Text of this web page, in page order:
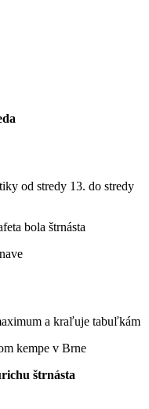
od stredy 13. do stredy
bola štrnásta
a kraľuje tabuľkám
kempe v Brne
richu štrnásta